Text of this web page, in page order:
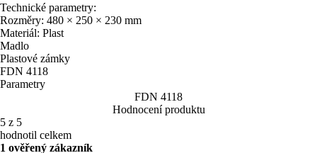
Technické parametry:
Rozměry: 480 × 250 × 230 mm
Materiál: Plast
Madlo
Plastové zámky
FDN 4118
Parametry
FDN 4118
Hodnocení produktu
5 z 5
hodnotil celkem
1 ověřený zákazník